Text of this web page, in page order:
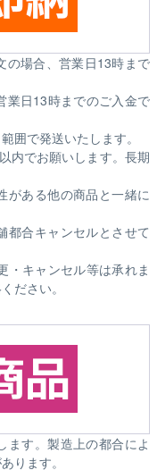
の場合、営業日13時まで
業日13時までのご入金で
囲で発送いたします。
内でお願いします。長期
がある他の商品と一緒に
都合キャンセルとさせて
・キャンセル等は承れま
ださい。
ます。製造上の都合によ
ります。